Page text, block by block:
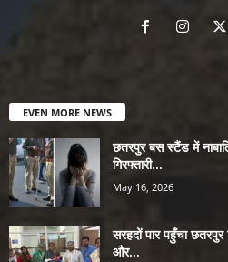
EVEN MORE NEWS
छतरपुर बस स्टैंड में
गिरफ्तारी...
May 16, 2026
सरहदों पार पहुँचा
और...